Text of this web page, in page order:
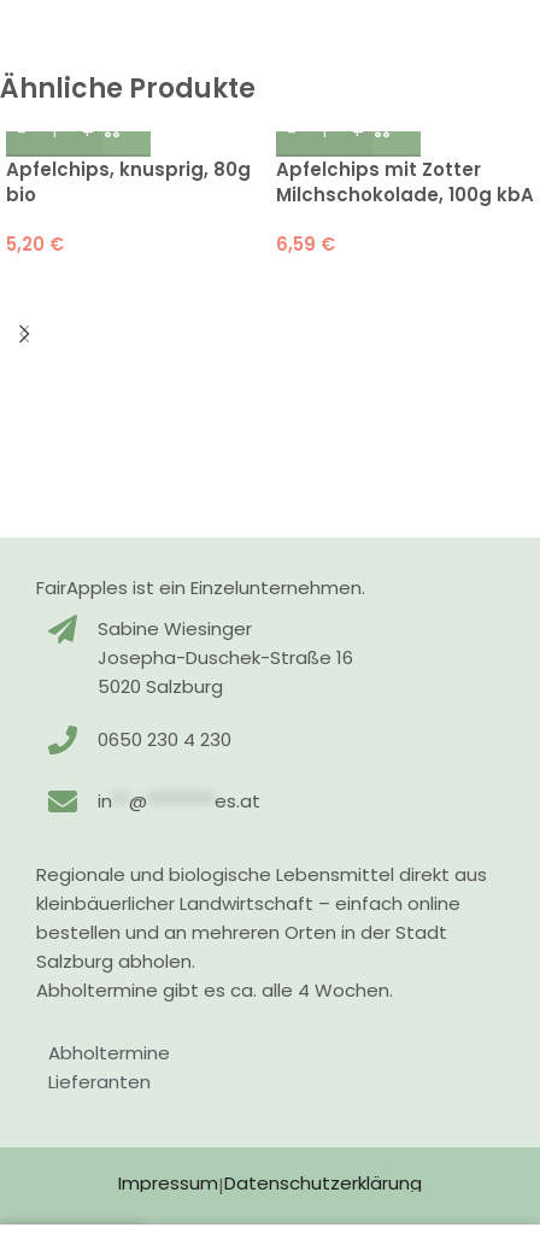
Ähnliche Produkte
Apfelchips, knusprig, 80g
bio
5,20 €
Apfelchips mit Zotter
Milchschokolade, 100g kbA
6,59 €
FairApples ist ein Einzelunternehmen.
Sabine Wiesinger
Josepha-Duschek-Straße 16
5020 Salzburg
0650 230 4 230
in **@ ********es.at
Regionale und biologische Lebensmittel direkt aus
kleinbäuerlicher Landwirtschaft – einfach online
bestellen und an mehreren Orten in der Stadt
Salzburg abholen.
Abholtermine gibt es ca. alle 4 Wochen.
Abholtermine
Lieferanten
Impressum|Datenschutzerklärung